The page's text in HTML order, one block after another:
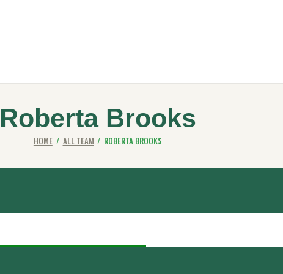
Roberta Brooks
HOME ALL TEAM ROBERTA BROOKS